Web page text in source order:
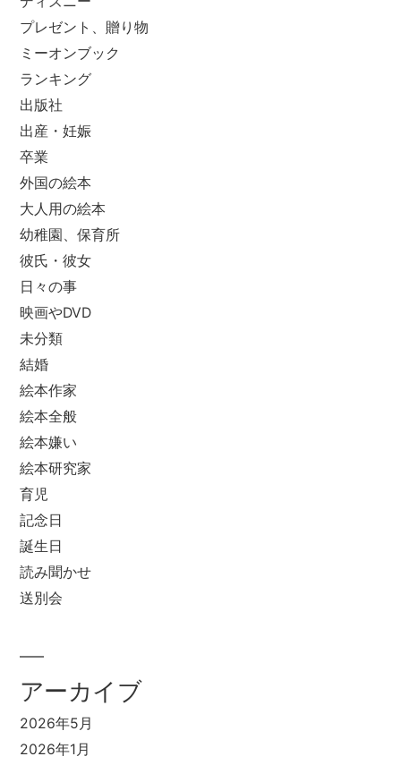
プレゼント、贈り物
ミーオンブック
ランキング
出版社
出産・妊娠
卒業
外国の絵本
大人用の絵本
幼稚園、保育所
彼氏・彼女
日々の事
映画やDVD
未分類
結婚
絵本作家
絵本全般
絵本嫌い
絵本研究家
育児
記念日
誕生日
読み聞かせ
送別会
アーカイブ
2026年5月
2026年1月